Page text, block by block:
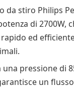
da stiro Philips
di 2700W,
ed
una pressione di
un